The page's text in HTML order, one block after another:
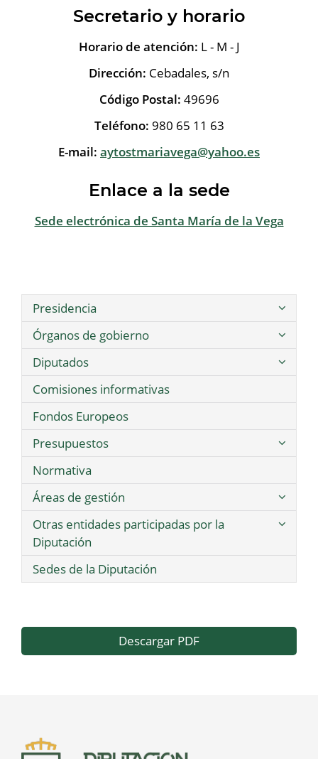
Secretario y horario
Horario de atención: L - M - J
Dirección: Cebadales, s/n
Código Postal: 49696
Teléfono: 980 65 11 63
E-mail: aytostmariavega@yahoo.es
Enlace a la sede
Sede electrónica de Santa María de la Vega
Presidencia
Órganos de gobierno
Diputados
Comisiones informativas
Fondos Europeos
Presupuestos
Normativa
Áreas de gestión
Otras entidades participadas por la
Diputación
Sedes de la Diputación
Descargar PDF